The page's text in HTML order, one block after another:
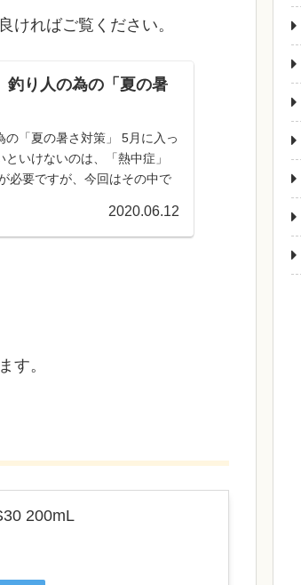
ければご覧ください。
釣り人の為の「夏の暑
「夏の暑さ対策」 5月に入っ
いけないのは、「熱中症」
必要ですが、今回はその中で
2020.06.12
す。
200mL